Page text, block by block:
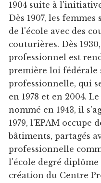
1904 suite à
Dès 1907, les
de l'école avec des
couturières. Dès
professionnel est
première loi
professionnelle, qui
en 1978 et en 2004.
nommé en 1943, il
1979, l'EPAM occupe
bâtiments, partagés
professionnelle
l'école degré diplôme
création du Centre